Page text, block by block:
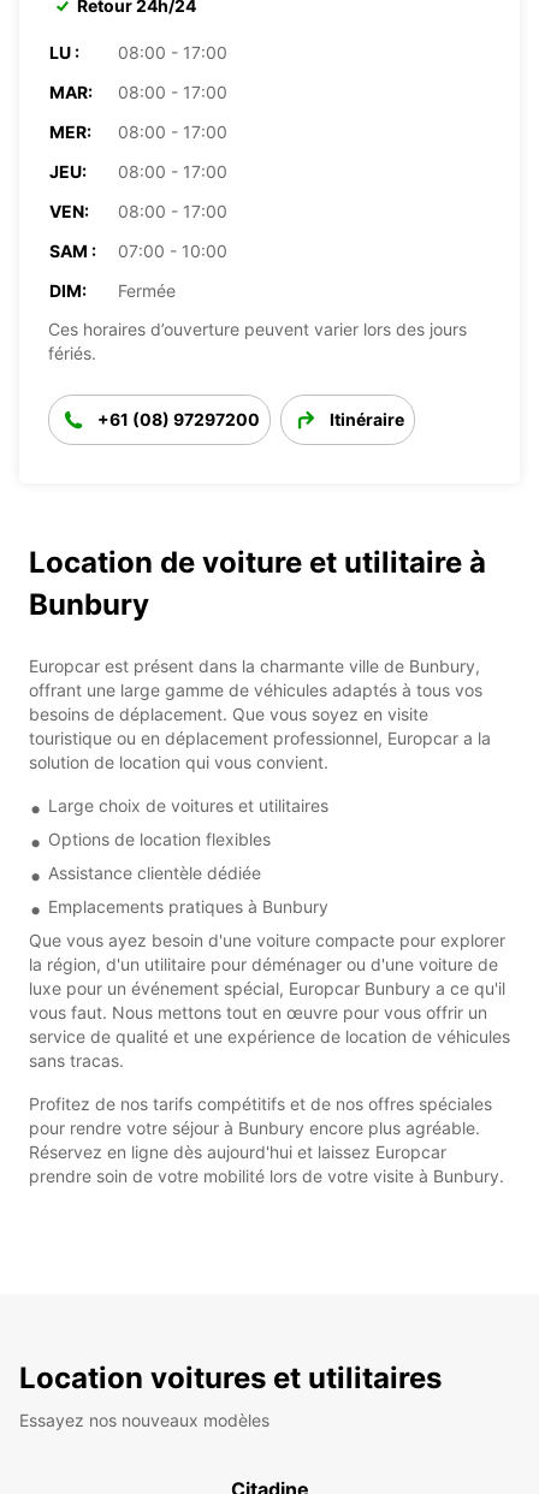
Retour 24h/24
LU :
08:00 - 17:00
MAR:
08:00 - 17:00
MER:
08:00 - 17:00
JEU:
08:00 - 17:00
VEN:
08:00 - 17:00
SAM :
07:00 - 10:00
DIM:
Fermée
Ces horaires d’ouverture peuvent varier lors des jours
fériés.
+61 (08) 97297200 Itinéraire
Location de voiture et utilitaire à
Bunbury
Europcar est présent dans la charmante ville de Bunbury,
offrant une large gamme de véhicules adaptés à tous vos
besoins de déplacement. Que vous soyez en visite
touristique ou en déplacement professionnel, Europcar a la
solution de location qui vous convient.
Large choix de voitures et utilitaires
Options de location flexibles
Assistance clientèle dédiée
Emplacements pratiques à Bunbury
Que vous ayez besoin d'une voiture compacte pour explorer
la région, d'un utilitaire pour déménager ou d'une voiture de
luxe pour un événement spécial, Europcar Bunbury a ce qu'il
vous faut. Nous mettons tout en œuvre pour vous offrir un
service de qualité et une expérience de location de véhicules
sans tracas.
Profitez de nos tarifs compétitifs et de nos offres spéciales
pour rendre votre séjour à Bunbury encore plus agréable.
Réservez en ligne dès aujourd'hui et laissez Europcar
prendre soin de votre mobilité lors de votre visite à Bunbury.
Location voitures et utilitaires
Essayez nos nouveaux modèles
Citadine